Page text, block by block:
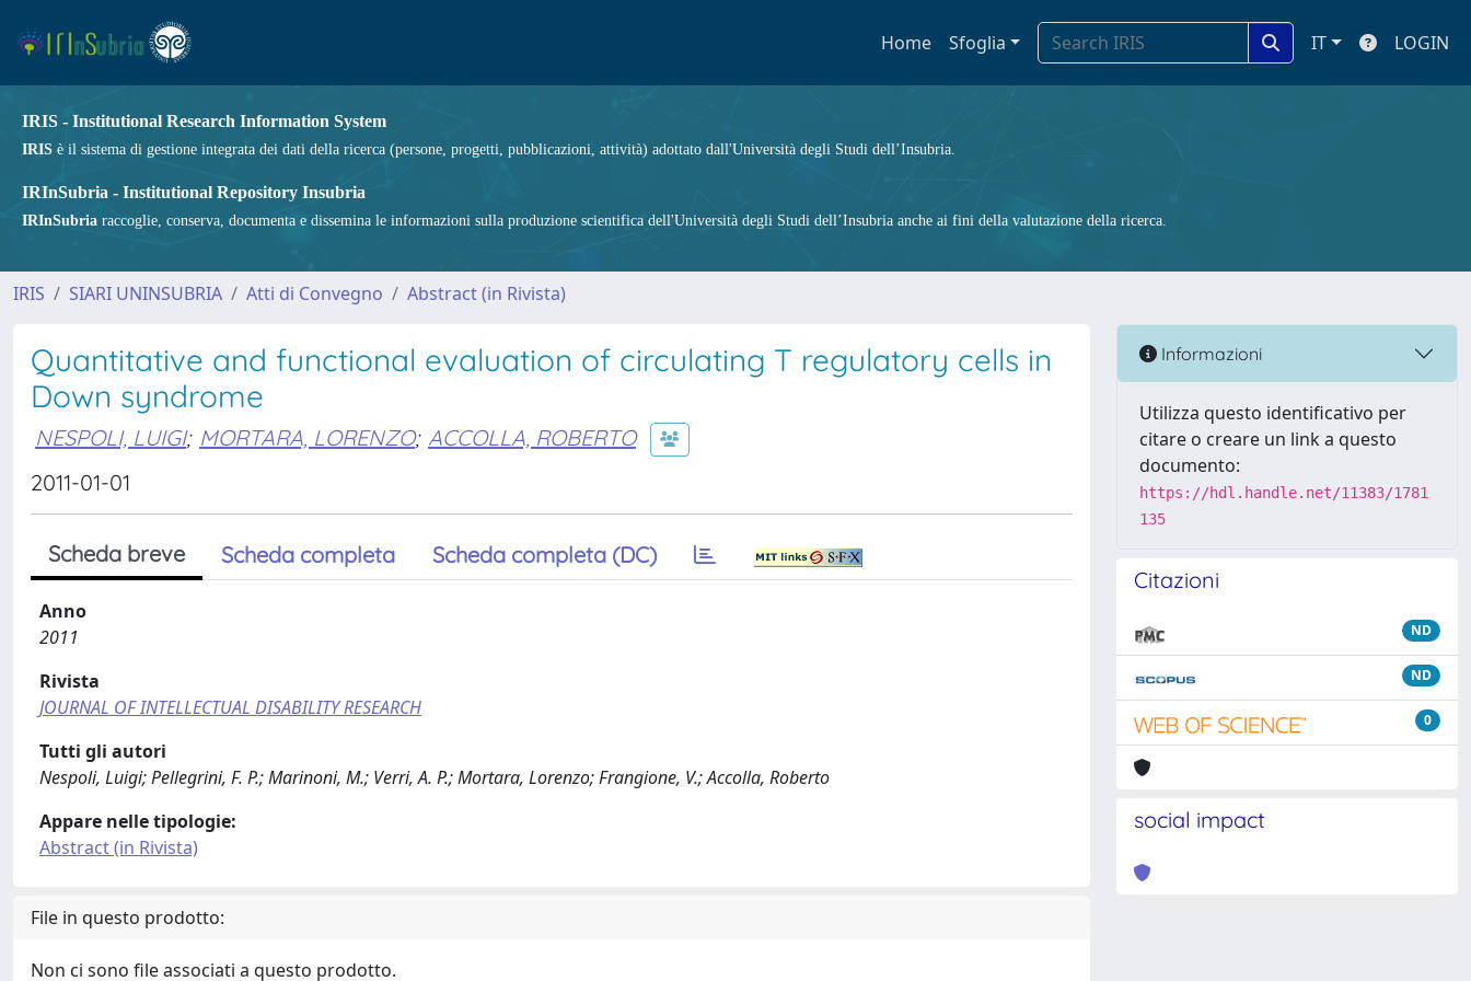
Home Sfoglia IT LOGIN
IRIS - Institutional Research Information System
IRIS è il sistema di gestione integrata dei dati della ricerca (persone, progetti, pubblicazioni, attività) adottato dall'Università degli Studi dell’Insubria.
IRInSubria - Institutional Repository Insubria
IRInSubria raccoglie, conserva, documenta e dissemina le informazioni sulla produzione scientifica dell'Università degli Studi dell’Insubria anche ai fini della valutazione della ricerca.
IRIS SIARI UNINSUBRIA Atti di Convegno Abstract (in Rivista)
Quantitative and functional evaluation of circulating T regulatory cells in
Down syndrome
NESPOLI, LUIGI; MORTARA, LORENZO; ACCOLLA, ROBERTO
2011-01-01
Scheda breve Scheda completa Scheda completa (DC)
Anno
2011
Rivista
JOURNAL OF INTELLECTUAL DISABILITY RESEARCH
Tutti gli autori
Nespoli, Luigi; Pellegrini, F. P.; Marinoni, M.; Verri, A. P.; Mortara, Lorenzo; Frangione, V.; Accolla, Roberto
Appare nelle tipologie:
Abstract (in Rivista)
File in questo prodotto:
Non ci sono file associati a questo prodotto.
Informazioni
Utilizza questo identificativo per
citare o creare un link a questo
documento:
https://hdl.handle.net/11383/1781
135
Citazioni
ND
ND
0
social impact